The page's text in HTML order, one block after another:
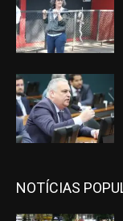
NOTÍCIAS